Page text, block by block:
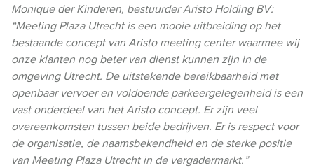
Monique der Kinderen, bestuurder Aristo Holding BV:
“Meeting Plaza Utrecht is een mooie uitbreiding op het
bestaande concept van Aristo meeting center waarmee wij
onze klanten nog beter van dienst kunnen zijn in de
omgeving Utrecht. De uitstekende bereikbaarheid met
openbaar vervoer en voldoende parkeergelegenheid is een
vast onderdeel van het Aristo concept. Er zijn veel
overeenkomsten tussen beide bedrijven. Er is respect voor
de organisatie, de naamsbekendheid en de sterke positie
van Meeting Plaza Utrecht in de vergadermarkt.”